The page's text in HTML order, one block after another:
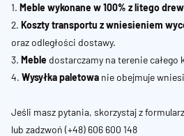
1.Meble wykonane w 100% z litego
2.Koszty transportu z wniesieniem
oraz odległości dostawy.
3.Meble dostarczamy na terenie całego
4.Wysyłka paletowa nie obejmuje
Jeśli masz pytania, skorzystaj z
lub zadzwoń(+48) 606 600 148